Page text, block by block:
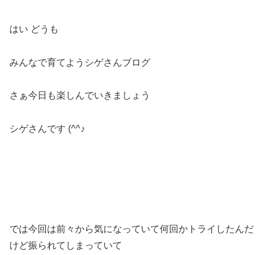
はい どうも
みんなで育てようシゲさんブログ
さぁ今日も楽しんでいきましょう
シゲさんです (^^♪
では今回は前々から気になっていて何回かトライしたんだ
けど振られてしまっていて